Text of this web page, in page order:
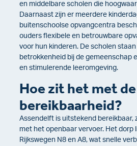
en middelbare scholen die
Daarnaast zijn er meerdere
buitenschoolse opvangcentra
ouders flexibele en betrouwbare
voor hun kinderen. De scholen
betrokkenheid bij de gemeenschap
en stimulerende leeromgeving.
Hoe zit het met de
bereikbaarheid?
Assendelft is uitstekend bereikbaar,
met het openbaar vervoer. Het dorp
Rijkswegen N8 en A8, wat snelle